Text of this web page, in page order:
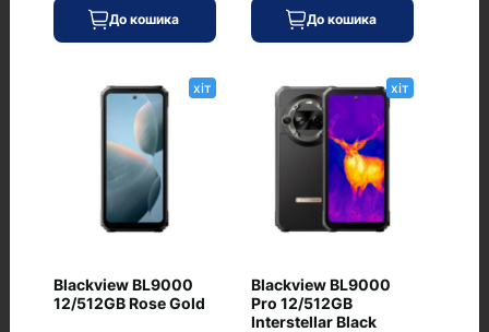
Технологія виявлення дорожньо-транспортних
аварій Crash Detection, DisplayPort, екстрений
Відгуки
+ Додати відгук
Немає відгуків про цей товар, станьте
До кошика До кошика
хіт
Blackview BL9000
12/512GB Rose Gold
хіт
Blackview BL9000
Pro 12/512GB
Interstellar Black